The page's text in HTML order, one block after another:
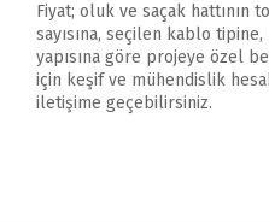
Fiyat; oluk ve saçak hattının
sayısına, seçilen kablo
yapısına göre projeye özel
için keşif ve mühendislik
iletişime geçebilirsiniz.